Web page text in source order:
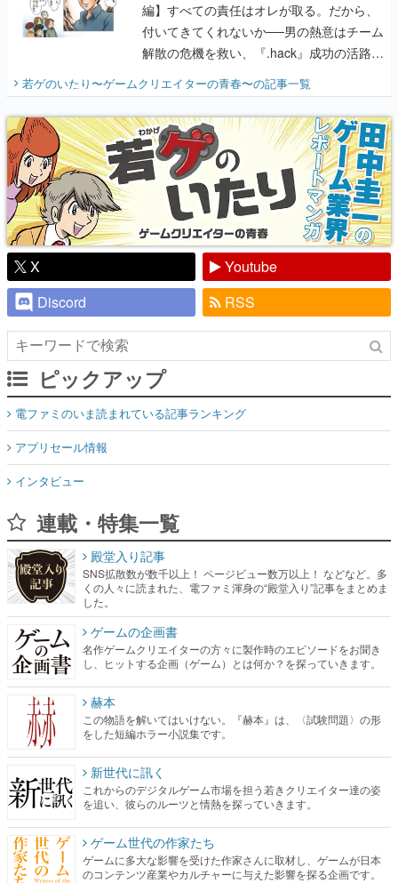
編】すべての責任はオレが取る。だから、
付いてきてくれないか──男の熱意はチーム
解散の危機を救い、『.hack』成功の活路を
開く。業界の快男児・松山 洋に流れる血は
『少年ジャンプ』色だった【若ゲのいた
り】
若ゲのいたり〜ゲームクリエイターの青春〜の記事一覧
X
Youtube
Discord
RSS
ピックアップ
電ファミのいま読まれている記事ランキング
アプリセール情報
インタビュー
連載・特集一覧
殿堂入り記事
SNS拡散数が数千以上！ ページビュー数万以上！ などなど。多
くの人々に読まれた、電ファミ渾身の“殿堂入り”記事をまとめま
した。
ゲームの企画書
名作ゲームクリエイターの方々に製作時のエピソードをお聞き
し、ヒットする企画（ゲーム）とは何か？を探っていきます。
赫本
この物語を解いてはいけない。『赫本』は、〈試験問題〉の形
をした短編ホラー小説集です。
新世代に訊く
これからのデジタルゲーム市場を担う若きクリエイター達の姿
を追い、彼らのルーツと情熱を探っていきます。
ゲーム世代の作家たち
ゲームに多大な影響を受けた作家さんに取材し、ゲームが日本
のコンテンツ産業やカルチャーに与えた影響を探る企画です。